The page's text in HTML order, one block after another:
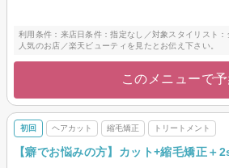
利用条件：来店日条件：指定なし／対象スタイリスト
人気のお店／楽天ビューティを見たとお伝え下さい。
このメニューで
初回 ヘアカット 縮毛矯正 トリートメント
【癖でお悩みの方】カット+縮毛矯正＋